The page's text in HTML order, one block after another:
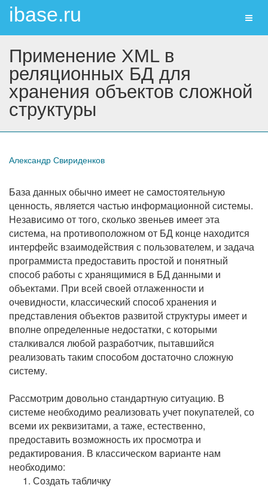
ibase.ru
Применение XML в
реляционных БД для
хранения объектов сложной
структуры
Александр Свириденков
База данных обычно имеет не самостоятельную
ценность, является частью информационной системы.
Независимо от того, сколько звеньев имеет эта
система, на противоположном от БД конце находится
интерфейс взаимодействия с пользователем, и задача
программиста предоставить простой и понятный
способ работы с хранящимися в БД данными и
объектами. При всей своей отлаженности и
очевидности, классический способ хранения и
представления объектов развитой структуры имеет и
вполне определенные недостатки, с которыми
сталкивался любой разработчик, пытавшийся
реализовать таким способом достаточно сложную
систему.
Рассмотрим довольно стандартную ситуацию. В
системе необходимо реализовать учет покупателей, со
всеми их реквизитами, а таже, естественно,
предоставить возможность их просмотра и
редактирования. В классическом варианте нам
необходимо:
Создать табличку